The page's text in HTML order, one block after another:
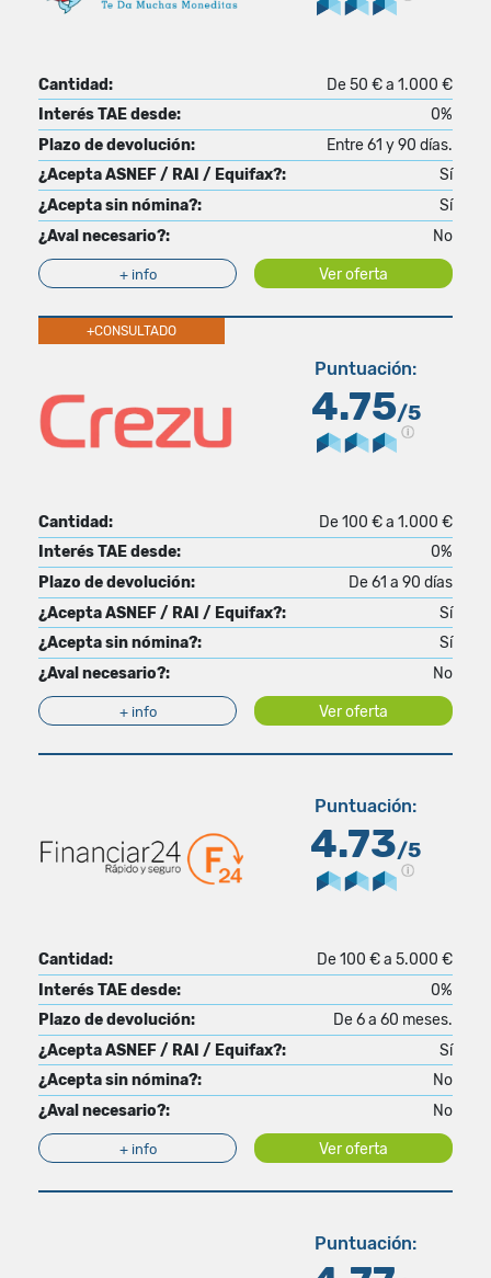
Cantidad:
De 50 € a 1.000 €
Interés TAE desde:
0%
Plazo de devolución:
Entre 61 y 90 días.
¿Acepta ASNEF / RAI / Equifax?:
Sí
¿Acepta sin nómina?:
Sí
¿Aval necesario?:
No
+ info Ver oferta
+CONSULTADO
Puntuación:
4.75/5
Cantidad:
De 100 € a 1.000 €
Interés TAE desde:
0%
Plazo de devolución:
De 61 a 90 días
¿Acepta ASNEF / RAI / Equifax?:
Sí
¿Acepta sin nómina?:
Sí
¿Aval necesario?:
No
+ info Ver oferta
Puntuación:
4.73/5
Cantidad:
De 100 € a 5.000 €
Interés TAE desde:
0%
Plazo de devolución:
De 6 a 60 meses.
¿Acepta ASNEF / RAI / Equifax?:
Sí
¿Acepta sin nómina?:
No
¿Aval necesario?:
No
+ info Ver oferta
Puntuación: